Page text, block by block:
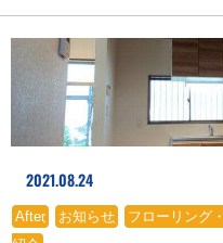
2021.08.24
After、 お知らせ、 フローリング